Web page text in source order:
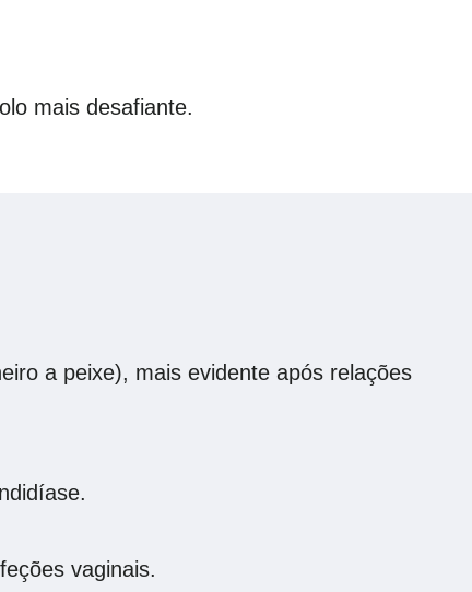
mais desafiante.
a peixe), mais evidente após relações
vaginais.